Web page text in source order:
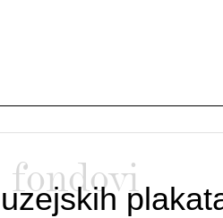
fondovi